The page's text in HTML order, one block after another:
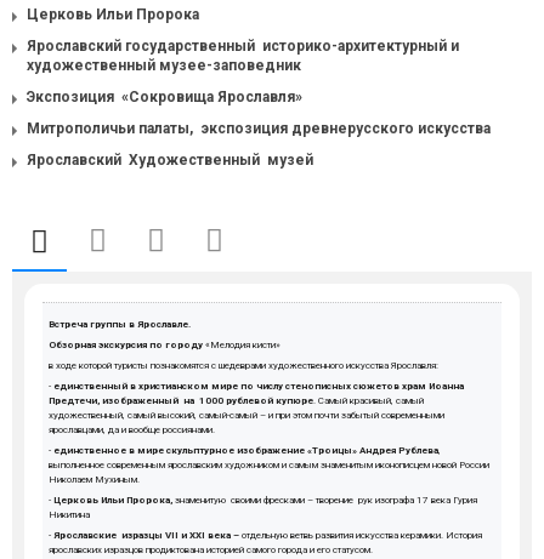
Церковь Ильи Пророка
Ярославский государственный историко-архитектурный и
художественный музее-заповедник
Экспозиция «Сокровища Ярославля»
Митрополичьи палаты, экспозиция древнерусского искусства
Ярославский Художественный музей
Встреча группы в Ярославле.
Обзорная экскурсия по городу «Мелодия кисти»
в ходе которой туристы познакомятся с шедеврами художественного искусства Ярославля:
- единственный в христианском мире по числу стенописных сюжетов храм Иоанна
Предтечи, изображенный на 1000 рублевой купюре. Самый красивый, самый
художественный, самый высокий, самый-самый – и при этом почти забытый современными
ярославцами, да и вообще россиянами.
- единственное в мире скульптурное изображение «Троицы» Андрея Рублева,
выполненное современным ярославским художником и самым знаменитым иконописцем новой России
Николаем Мухиным.
- Церковь Ильи Пророка, знаменитую своими фресками – творение рук изографа 17 века Гурия
Никитина
- Ярославские изразцы VII и XXI века – отдельную ветвь развития искусства керамики. История
ярославских изразцов продиктована историей самого города и его статусом.